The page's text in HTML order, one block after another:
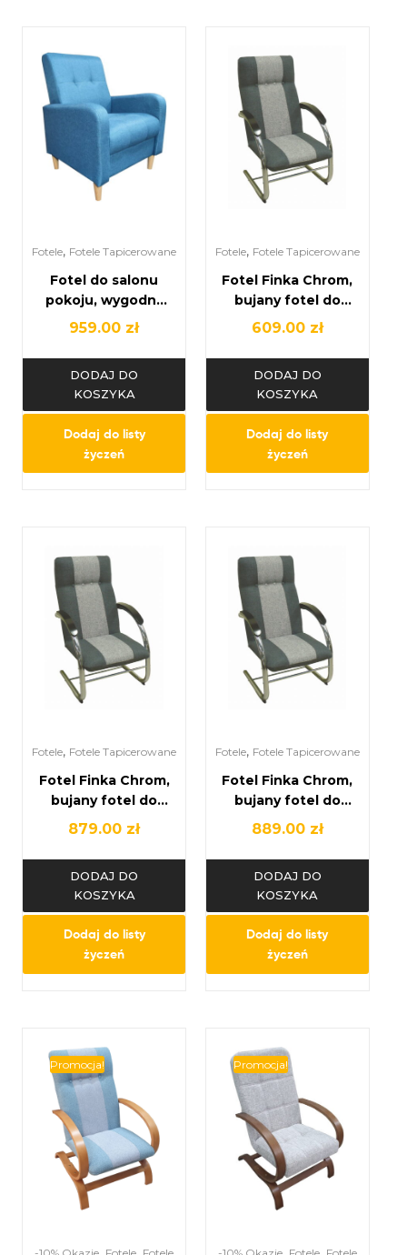
Fotele, Fotele Tapicerowane
Fotel do salonu
pokoju, wygodny
fotel do salonu
959.00 zł
DODAJ DO
KOSZYKA
Dodaj do listy
życzeń
Fotele, Fotele Tapicerowane
Fotel Finka Chrom,
bujany fotel do
salonu
609.00 zł
DODAJ DO
KOSZYKA
Dodaj do listy
życzeń
Fotele, Fotele Tapicerowane
Fotel Finka Chrom,
bujany fotel do
salonu
879.00 zł
DODAJ DO
KOSZYKA
Dodaj do listy
życzeń
Fotele, Fotele Tapicerowane
Fotel Finka Chrom,
bujany fotel do
salonu
889.00 zł
DODAJ DO
KOSZYKA
Dodaj do listy
życzeń
Promocja! Promocja!